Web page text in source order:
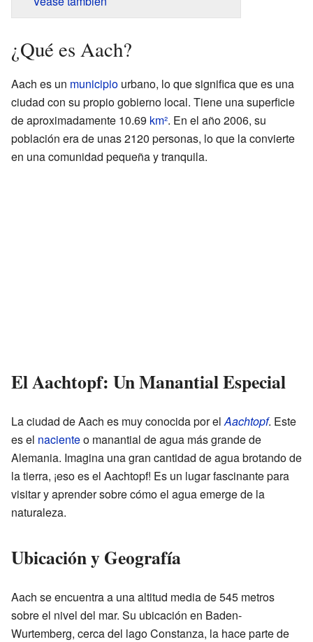
¿Qué es Aach?
Aach es un municipio urbano, lo que significa que es una
ciudad con su propio gobierno local. Tiene una superficie
de aproximadamente 10.69 km². En el año 2006, su
población era de unas 2120 personas, lo que la convierte
en una comunidad pequeña y tranquila.
El Aachtopf: Un Manantial Especial
La ciudad de Aach es muy conocida por elAachtopf. Este
es el nacienteo manantial de agua más grande de
Alemania. Imagina una gran cantidad de agua brotando de
la tierra, ¡eso es el Aachtopf! Es un lugar fascinante para
visitar y aprender sobre cómo el agua emerge de la
naturaleza.
Ubicación y Geografía
Aach se encuentra a una altitud media de 545 metros
sobre el nivel del mar. Su ubicación en Baden-
Wurtemberg, cerca del lago Constanza, la hace parte de